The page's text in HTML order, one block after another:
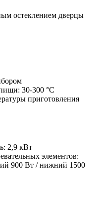
остеклением дверцы
30-300 °C
приготовления
2,9 кВт
элементов:
900 Вт / нижний 1500